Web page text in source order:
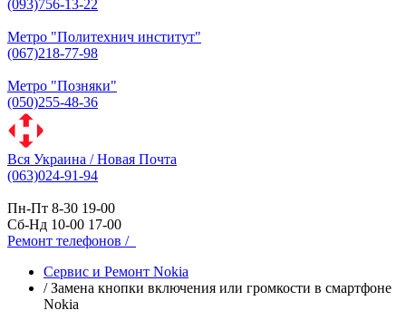
(093)756-13-22
Метро "Политехнич институт"
(067)218-77-98
Метро "Позняки"
(050)255-48-36
Вся Украина / Новая Почта
(063)024-91-94
Пн-Пт 8-30 19-00
Сб-Нд 10-00 17-00
Ремонт телефонов /
Сервис и Ремонт Nokia
/Замена кнопки включения или громкости в смартфоне
Nokia